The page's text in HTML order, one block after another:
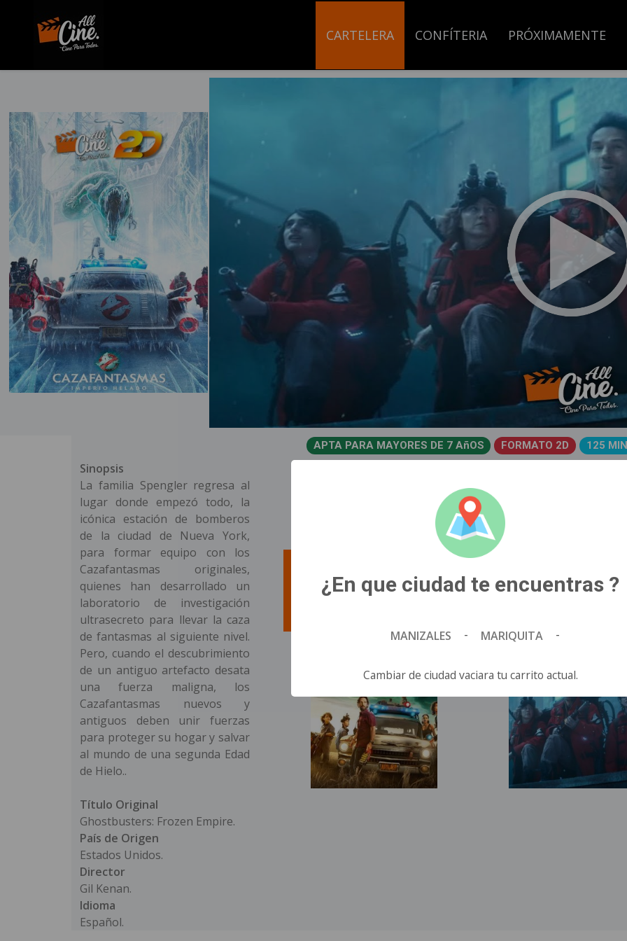
CARTELERA CONFÍTERIA PRÓXIMAMENTE
APTA PARA MAYORES DE 7 AñOS FORMATO 2D 125 MIN
Sinopsis
La familia Spengler regresa al
lugar donde empezó todo, la
icónica estación de bomberos
de la ciudad de Nueva York,
para formar equipo con los
Cazafantasmas originales,
quienes han desarrollado un
laboratorio de investigación
ultrasecreto para llevar la caza
de fantasmas al siguiente nivel.
Pero, cuando el descubrimiento
de un antiguo artefacto desata
una fuerza maligna, los
Cazafantasmas nuevos y
antiguos deben unir fuerzas
para proteger su hogar y salvar
al mundo de una segunda Edad
de Hielo..
Título Original
Ghostbusters: Frozen Empire.
País de Origen
Estados Unidos.
Director
Gil Kenan.
Idioma
Español.
Espera esta
Estas viendo funciones y precios
¿En que ciudad te encuentras ?
MANIZALES - MARIQUITA -
Cambiar de ciudad vaciara tu carrito actual.